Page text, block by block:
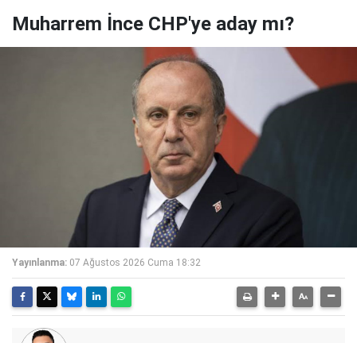
Muharrem İnce CHP'ye aday mı?
Yayınlanma: 07 Ağustos 2026 Cuma 18:32